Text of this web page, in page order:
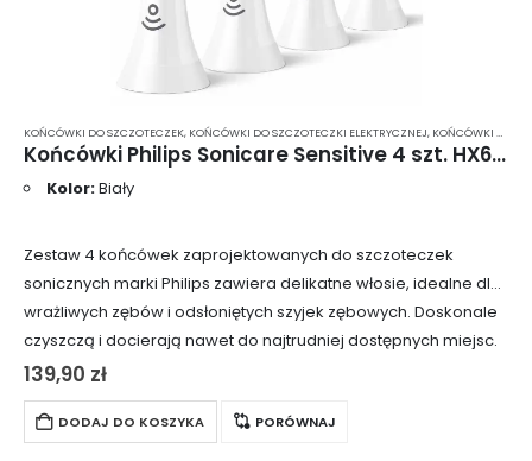
KOŃCÓWKI DO SZCZOTECZEK, KOŃCÓWKI DO SZCZOTECZKI ELEKTRYCZNEJ, KOŃCÓWKI DO SZCZOTECZKI ELEKTRYCZNEJ PHILIPS SONICARE
Końcówki Philips Sonicare Sensitive 4 szt. HX6054
Kolor:Biały
Zestaw 4 końcówek zaprojektowanych do szczoteczek
sonicznych marki Philips zawiera delikatne włosie, idealne dla
wrażliwych zębów i odsłoniętych szyjek zębowych. Doskonale
czyszczą i docierają nawet do najtrudniej dostępnych miejsc.
139,90 zł
DODAJ DO KOSZYKA PORÓWNAJ